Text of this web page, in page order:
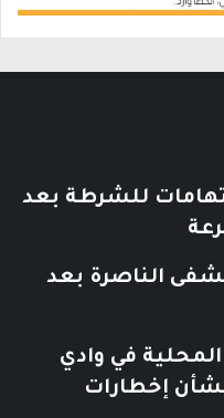
للشرطة بعد
الناصرة بعد
في وادي
بشأن إخطارات